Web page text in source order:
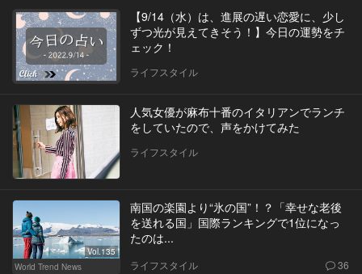
【9/14（水）は、進展の遅い恋愛に、少し
ずつ光が見えてきそう！】今日の運勢をチ
ェック！
ライフスタイル
人気女優が麻布十番のイタリアンでランチ
をしていたので、声をかけてみた
ライフスタイル
Vol.135
World Trend News
南国の楽園より“氷の国”！？「幸せな老後
を送れる国」国際ランキングで1位になっ
たのは...
ライフスタイル 36